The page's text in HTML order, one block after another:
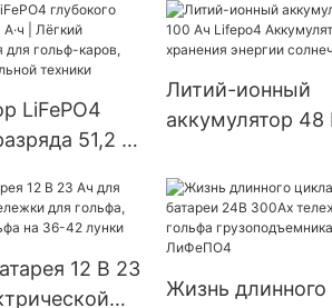
LiFePO4
51,2 В
гольф-каров,
Литий-ионный
аккумулятор 48
для хранения
солнечной
12 В 23
Жизнь длинного